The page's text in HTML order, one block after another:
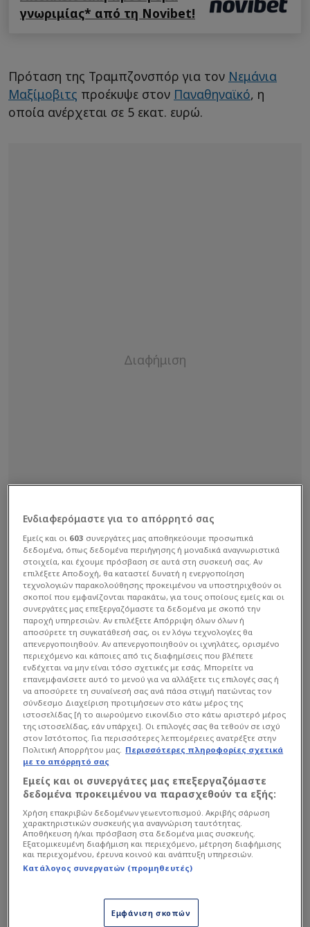
γνωριμίας* από τη Novibet!
Πρόταση της Τραμπζονσπόρ για τον Νεμάνια
Μαξίμοβιτς προέκυψε στον Παναθηναϊκό, η
οποία ανέρχεται σε 5 εκατ. ευρώ.
Αυτό τουλάχιστον αναφέρεται σε σερβικό
δημοσίευμα, σημειώνοντας ότι οι «πράσινοι» την
αρνήθηκαν, ωστόσο είναι διατεθειμένοι να το
συζητήσουν, εφόσον η τουρκική ομάδα επανέλθει
με νέα βελτιωμένη προσφορά για τον έμπειρο
Σέρβο χαφ.
Διαβάστε επίσης...
Έκπληξη Παναθηναϊκού με
2ο δεξί μπακ - Συζητά με
πρώην της Μίλαν!
ΑΕΚ για Μπρέκαλο -
"Φτιάχνει" Ιωαννίδη με
σπουδαία μεταγραφή ο
Αλαφούζος!
Στο ίδιο ρεπορτάζ γίνεται λόγος και για το
ενδιαφέρον των Οβιέδο και Βαλένθια για τον
Ενδιαφερόμαστε για το απόρρητό σας
Εμείς και οι 603 συνεργάτες μας αποθηκεύουμε προσωπικά
δεδομένα, όπως δεδομένα περιήγησης ή μοναδικά αναγνωριστικά
στοιχεία, και έχουμε πρόσβαση σε αυτά στη συσκευή σας. Αν
επιλέξετε Αποδοχή, θα καταστεί δυνατή η ενεργοποίηση
τεχνολογιών παρακολούθησης προκειμένου να υποστηριχθούν οι
σκοποί που εμφανίζονται παρακάτω, για τους οποίους εμείς και οι
συνεργάτες μας επεξεργαζόμαστε τα δεδομένα με σκοπό την
παροχή υπηρεσιών. Αν επιλέξετε Απόρριψη όλων όλων ή
αποσύρετε τη συγκατάθεσή σας, οι εν λόγω τεχνολογίες θα
απενεργοποιηθούν. Αν απενεργοποιηθούν οι ιχνηλάτες, ορισμένο
περιεχόμενο και κάποιες από τις διαφημίσεις που βλέπετε
ενδέχεται να μην είναι τόσο σχετικές με εσάς. Μπορείτε να
επανεμφανίσετε αυτό το μενού για να αλλάξετε τις επιλογές σας ή
να αποσύρετε τη συναίνεσή σας ανά πάσα στιγμή πατώντας τον
σύνδεσμο Διαχείριση προτιμήσεων στο κάτω μέρος της
ιστοσελίδας [ή το αιωρούμενο εικονίδιο στο κάτω αριστερό μέρος
της ιστοσελίδας, εάν υπάρχει]. Οι επιλογές σας θα τεθούν σε ισχύ
στον Ιστότοπος. Για περισσότερες λεπτομέρειες ανατρέξτε στην
Πολιτική Απορρήτου μας. Περισσότερες πληροφορίες σχετικά
με το απόρρητό σας
Εμείς και οι συνεργάτες μας επεξεργαζόμαστε
δεδομένα προκειμένου να παρασχεθούν τα εξής:
Χρήση επακριβών δεδομένων γεωεντοπισμού. Ακριβής σάρωση
χαρακτηριστικών συσκευής για αναγνώριση ταυτότητας.
Αποθήκευση ή/και πρόσβαση στα δεδομένα μιας συσκευής.
Εξατομικευμένη διαφήμιση και περιεχόμενο, μέτρηση διαφήμισης
και περιεχομένου, έρευνα κοινού και ανάπτυξη υπηρεσιών.
Κατάλογος συνεργατών (προμηθευτές)
Εμφάνιση σκοπών